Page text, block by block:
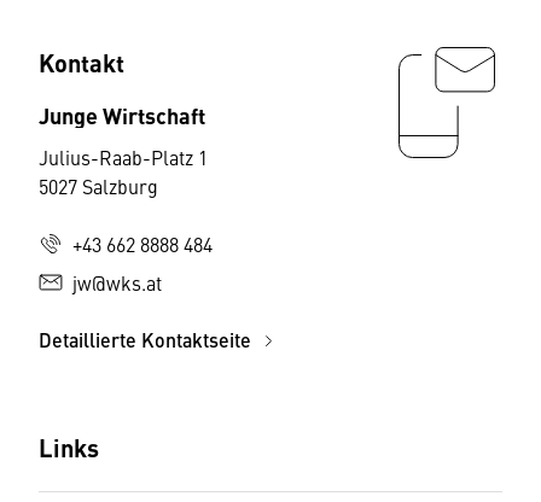
Kontakt
Junge Wirtschaft
Julius-Raab-Platz 1
5027 Salzburg
+43 662 8888 484
jw@wks.at
Detaillierte Kontaktseite
Links